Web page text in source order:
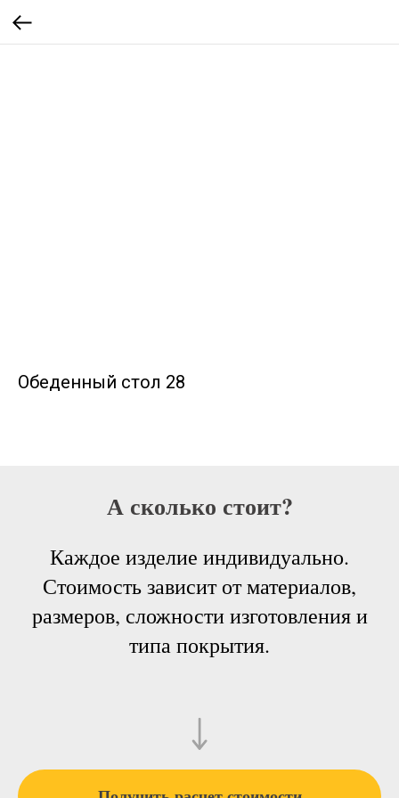
Обеденный стол 28
А сколько стоит?
Каждое изделие индивидуально.
Стоимость зависит от материалов,
размеров, сложности изготовления и
типа покрытия.